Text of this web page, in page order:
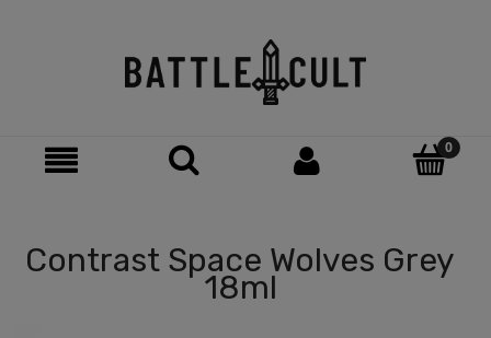
Contrast Space Wolves Grey
18ml